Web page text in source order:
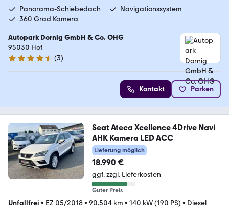
Panorama-Schiebedach
Navigationssystem
360 Grad Kamera
Autopark Dornig GmbH & Co. OHG
95030 Hof
4.7 Sterne
(3)
Kontakt Parken
Seat Ateca Xcellence 4Drive Navi
AHK Kamera LED ACC
Lieferung möglich
18.990 €
ggf. zzgl. Lieferkosten
Guter Preis
Unfallfrei • EZ 05/2018• 90.504 km • 140 kW (190 PS) • Diesel